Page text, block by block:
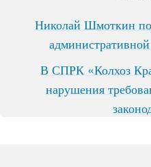
Николай Шмоткин
В СПРК «Колхоз
нарушения